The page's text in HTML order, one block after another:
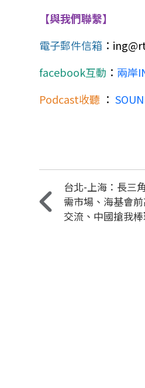
【與我們聯繫】
電子郵件信箱 ：
facebook互動 ： 兩岸
Podcast收聽 ：
台北-上海：長三
需市場、海基會
交流、中國搶我